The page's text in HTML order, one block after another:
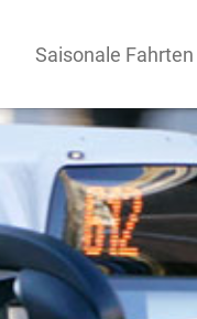
Saisonale Fahrten